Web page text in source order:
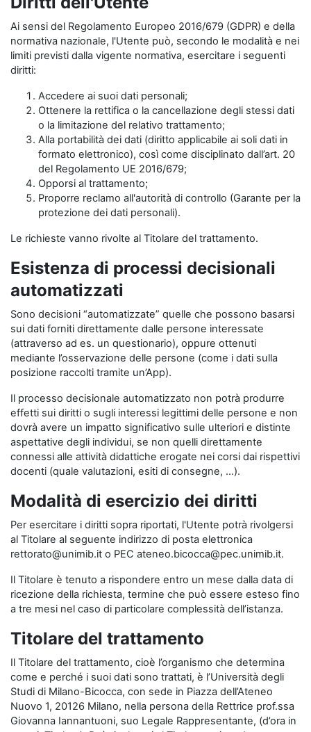
Ai sensi del Regolamento Europeo 2016/679 (GDPR) e della
normativa nazionale, l'Utente può, secondo le modalità e nei
limiti previsti dalla vigente normativa, esercitare i seguenti
diritti:
Accedere ai suoi dati personali;
Ottenere la rettifica o la cancellazione degli stessi dati
o la limitazione del relativo trattamento;
Alla portabilità dei dati (diritto applicabile ai soli dati in
formato elettronico), così come disciplinato dall’art. 20
del Regolamento UE 2016/679;
Opporsi al trattamento;
Proporre reclamo all'autorità di controllo (Garante per la
protezione dei dati personali).
Le richieste vanno rivolte al Titolare del trattamento.
Esistenza di processi decisionali
automatizzati
Sono decisioni “automatizzate” quelle che possono basarsi
sui dati forniti direttamente dalle persone interessate
(attraverso ad es. un questionario), oppure ottenuti
mediante l’osservazione delle persone (come i dati sulla
posizione raccolti tramite un’App).
Il processo decisionale automatizzato non potrà produrre
effetti sui diritti o sugli interessi legittimi delle persone e non
dovrà avere un impatto significativo sulle ulteriori e distinte
aspettative degli individui, se non quelli direttamente
connessi alle attività didattiche erogate nei corsi dai rispettivi
docenti (quale valutazioni, esiti di consegne, …).
Modalità di esercizio dei diritti
Per esercitare i diritti sopra riportati, l'Utente potrà rivolgersi
al Titolare al seguente indirizzo di posta elettronica
rettorato@unimib.it o PEC ateneo.bicocca@pec.unimib.it.
Il Titolare è tenuto a rispondere entro un mese dalla data di
ricezione della richiesta, termine che può essere esteso fino
a tre mesi nel caso di particolare complessità dell’istanza.
Titolare del trattamento
Il Titolare del trattamento, cioè l’organismo che determina
come e perché i suoi dati sono trattati, è l’Università degli
Studi di Milano-Bicocca, con sede in Piazza dell’Ateneo
Nuovo 1, 20126 Milano, nella persona della Rettrice prof.ssa
Giovanna Iannantuoni, suo Legale Rappresentante, (d’ora in